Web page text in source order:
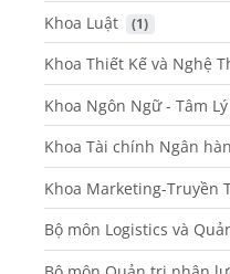
Khoa Luật (1)
Khoa Thiết Kế và Nghệ
Khoa Ngôn Ngữ - Tâm Lý
Khoa Tài chính Ngân
Khoa Marketing-Truyền
Bộ môn Logistics và